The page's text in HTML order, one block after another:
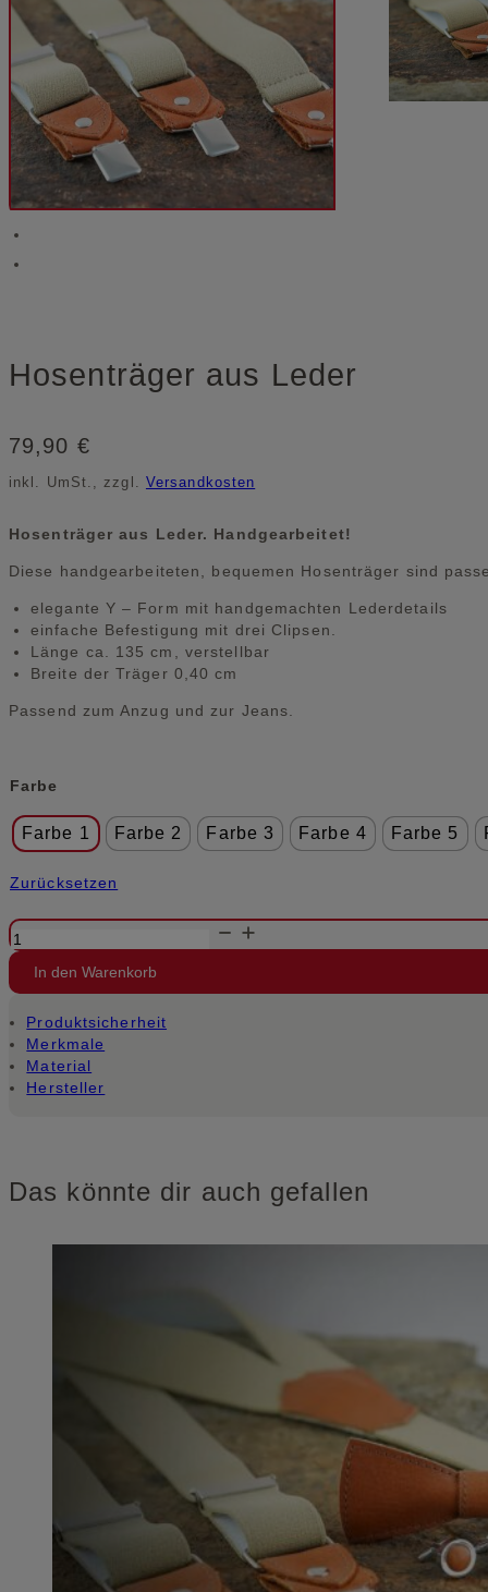
Hosenträger aus Leder
79,90 €
inkl. UmSt., zzgl. Versandkosten
Hosenträger aus Leder. Handgearbeitet!
Diese handgearbeiteten, bequemen Hosenträger sind
elegante Y – Form mit handgemachten Lederdetails
einfache Befestigung mit drei Clipsen.
Länge ca. 135 cm, verstellbar
Breite der Träger 0,40 cm
Passend zum Anzug und zur Jeans.
Farbe
Farbe 1 Farbe 2 Farbe 3 Farbe 4 Farbe 5
Zurücksetzen
Hosenträger
aus
Leder
Menge
In den Warenkorb
Alternative:
Produktsicherheit
Merkmale
Material
Hersteller
Das könnte dir auch gefallen